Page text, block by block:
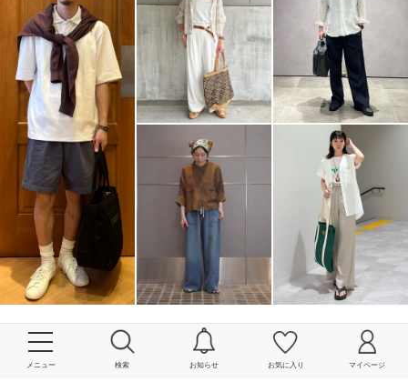
メニュー 検索 お知らせ お気に入り マイページ
More